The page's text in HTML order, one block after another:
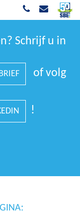
Schrijf u in
of volg
!